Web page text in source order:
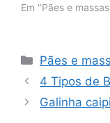
Em "Pães e
Categorias
Pães e
4 Tipos de
Galinha